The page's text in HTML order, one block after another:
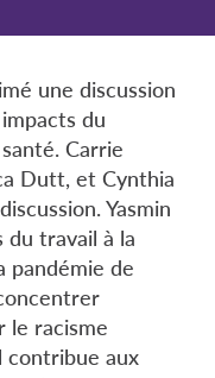
une discussion
du
Carrie
Dutt, et Cynthia
Yasmin
du travail à la
pandémie de
le racisme
contribue aux